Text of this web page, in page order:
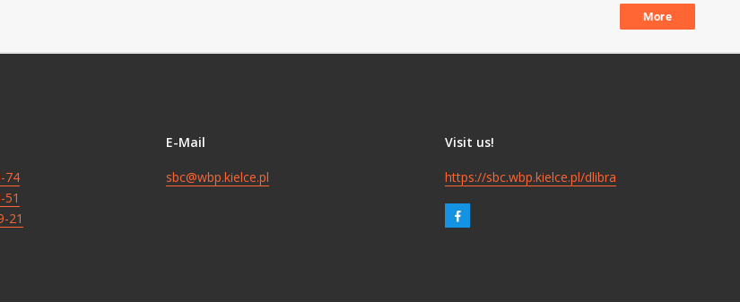
More
74
51
21
E-Mail
sbc@wbp.kielce.pl
Visit us!
https://sbc.wbp.kielce.pl/dlibra